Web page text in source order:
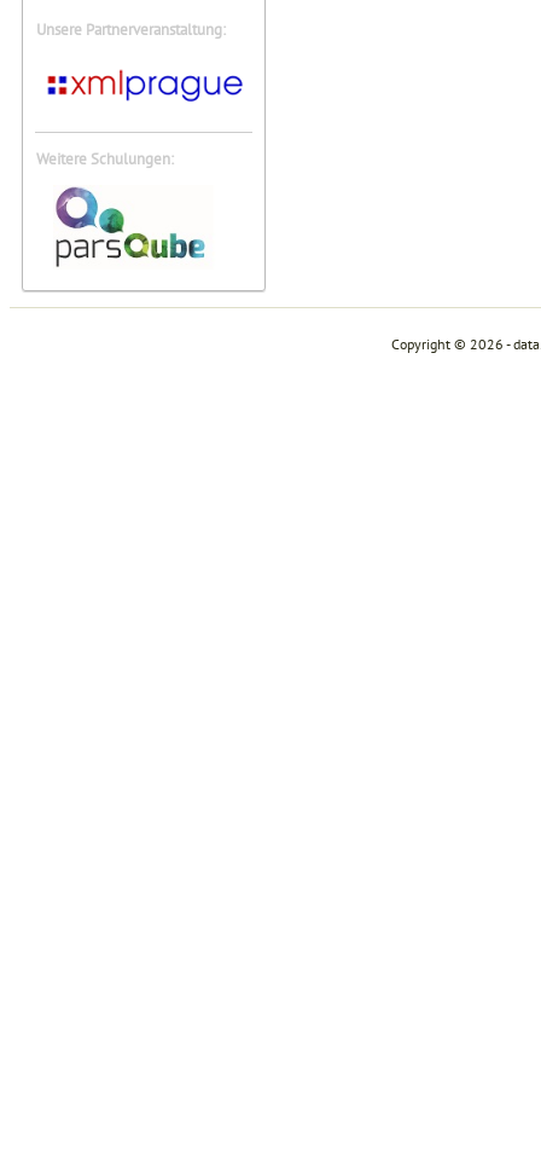
Unsere Partnerveranstaltung:
Weitere Schulungen:
Copyright © 2026 -